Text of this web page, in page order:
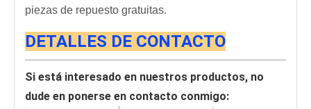
piezas de repuesto gratuitas.
DETALLES DE CONTACTO
Si está interesado en nuestros productos, no
dude en ponerse en contacto conmigo: